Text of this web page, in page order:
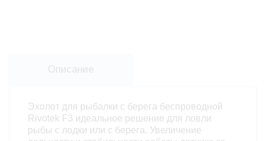
Описание
Эхолот для рыбалки с берега беспроводной
Rivotek F3 идеальное решение для ловли
рыбы с лодки или с берега. Увеличение